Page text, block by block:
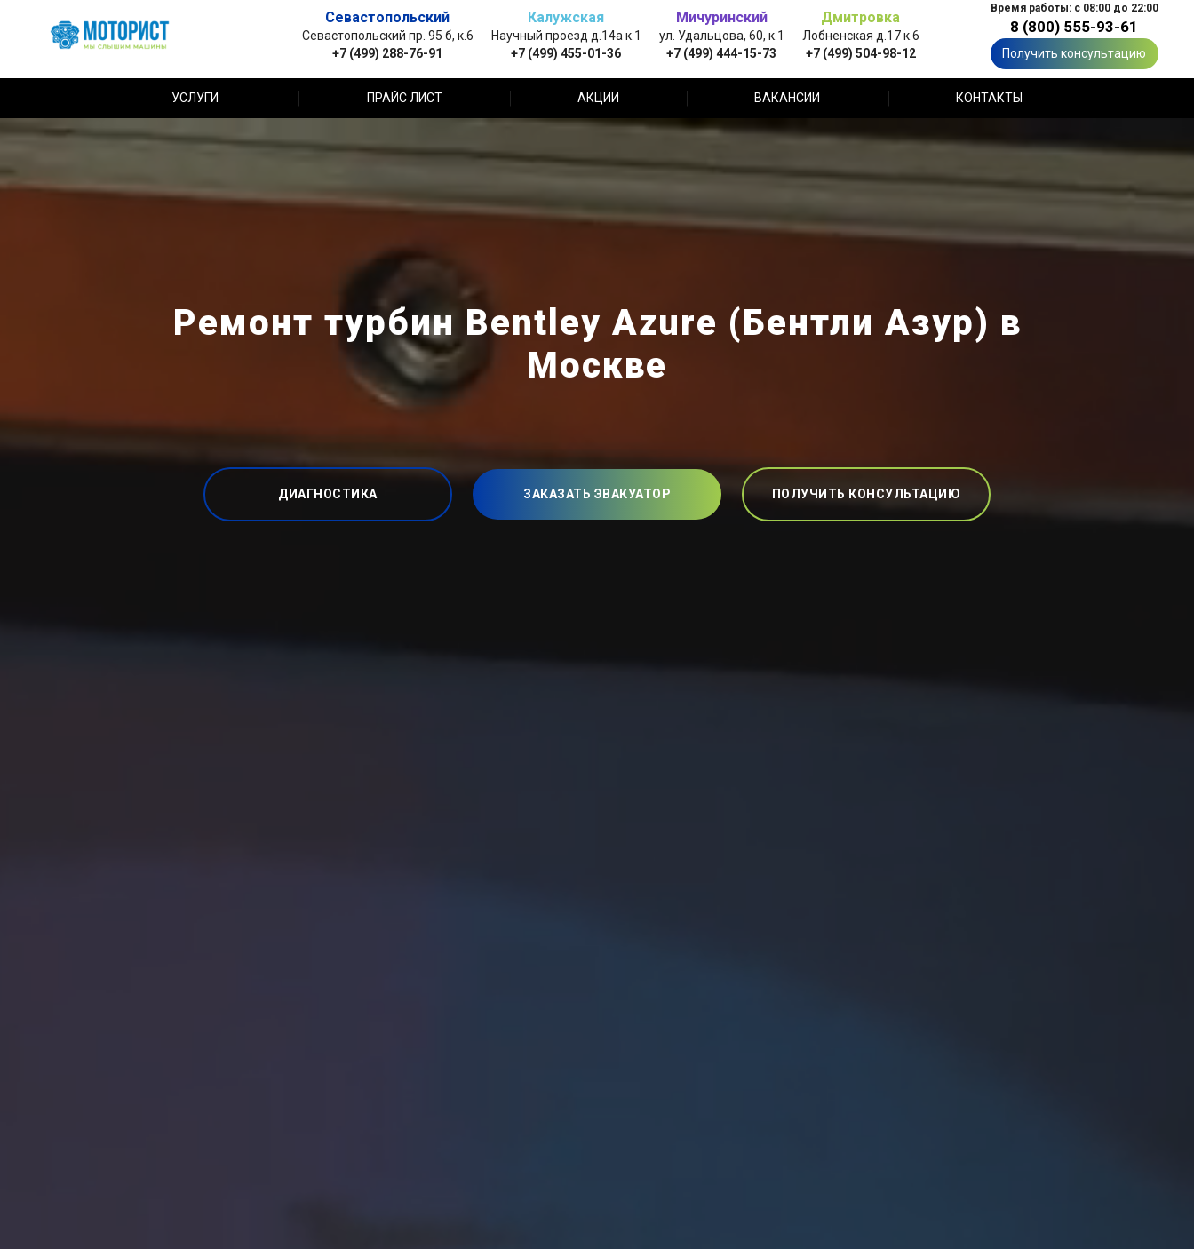
Севастопольский
Севастопольский пр. 95 б, к.6
+7 (499) 288-76-91
Калужская
Научный проезд д.14а к.1
+7 (499) 455-01-36
Мичуринский
ул. Удальцова, 60, к.1
+7 (499) 444-15-73
Дмитровка
Лобненская д.17 к.6
+7 (499) 504-98-12
Время работы: с 08:00 до 22:00
8 (800) 555-93-61
Получить консультацию
УСЛУГИ ПРАЙС ЛИСТ АКЦИИ ВАКАНСИИ КОНТАКТЫ
Ремонт турбин Bentley Azure (Бентли Азур) в
Москве
ДИАГНОСТИКА ЗАКАЗАТЬ ЭВАКУАТОР ПОЛУЧИТЬ КОНСУЛЬТАЦИЮ